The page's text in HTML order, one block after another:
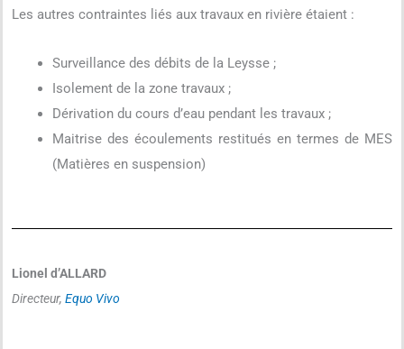
Les autres contraintes liés aux travaux en rivière étaient :
Surveillance des débits de la Leysse ;
Isolement de la zone travaux ;
Dérivation du cours d’eau pendant les travaux ;
Maitrise des écoulements restitués en termes de MES
(Matières en suspension)
Lionel d’ALLARD
Directeur, Equo Vivo